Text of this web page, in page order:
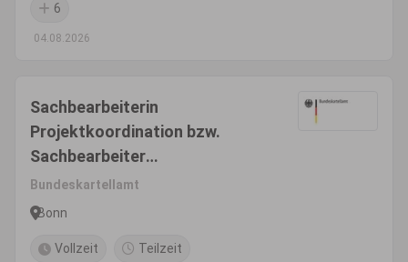
6
04.08.2026
Sachbearbeiterin
Projektkoordination bzw.
Sachbearbeiter
Projektkoordination (w/m/d)
Bundeskartellamt
Bonn
Vollzeit Teilzeit